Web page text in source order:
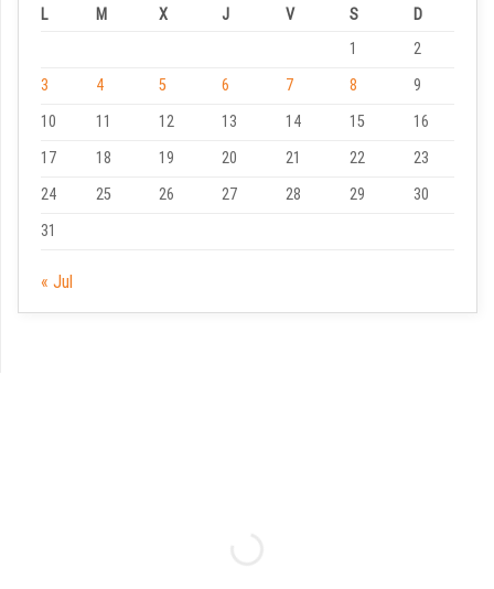
L M X J V S
D
1
2
3
4 5 6 7 8
9
10
11 12 13 14 15
16
17
18 19 20 21 22
23
24
25 26 27 28 29
30
31
« Jul